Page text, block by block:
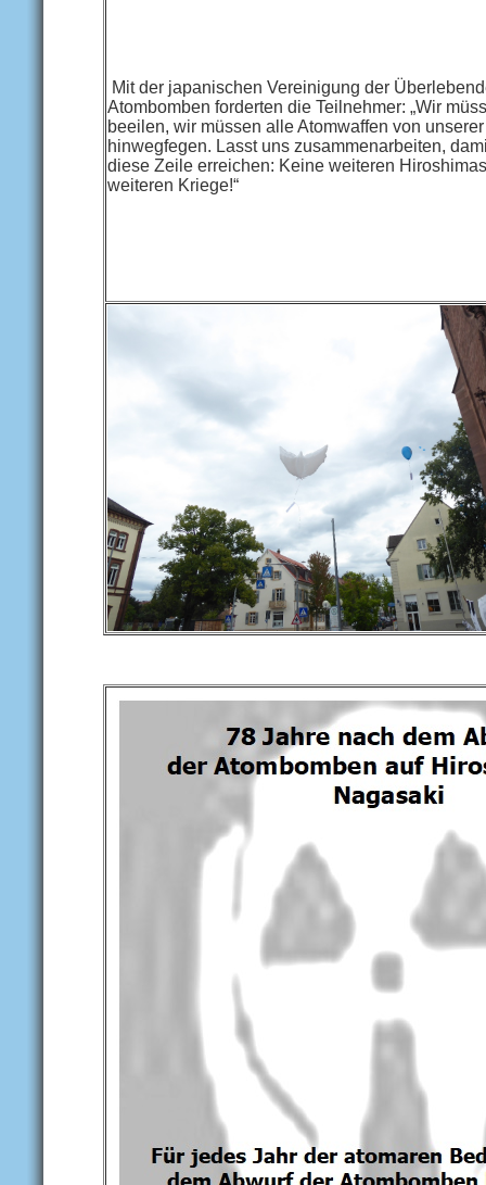
Mit der japanischen Vereinigung der
Atombomben forderten die Teilnehmer: „Wir
beeilen, wir müssen alle Atomwaffen von
hinwegfegen. Lasst uns zusammenarbeiten,
diese Zeile erreichen: Keine weiteren
weiteren Kriege!“